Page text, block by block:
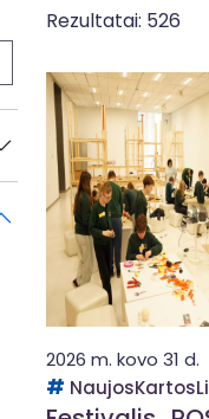
Rezultatai: 526
2026 m. kovo 31 d.